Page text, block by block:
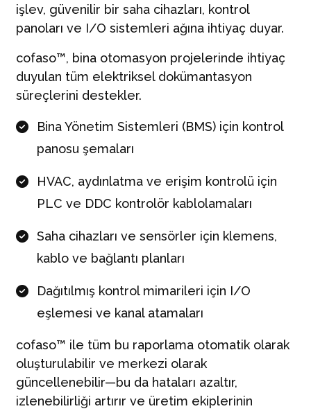
işlev, güvenilir bir saha cihazları, kontrol
panoları ve I/O sistemleri ağına ihtiyaç duyar.
cofaso™, bina otomasyon projelerinde ihtiyaç
duyulan tüm elektriksel dokümantasyon
süreçlerini destekler.
Bina Yönetim Sistemleri (BMS) için kontrol
panosu şemaları
HVAC, aydınlatma ve erişim kontrolü için
PLC ve DDC kontrolör kablolamaları
Saha cihazları ve sensörler için klemens,
kablo ve bağlantı planları
Dağıtılmış kontrol mimarileri için I/O
eşlemesi ve kanal atamaları
cofaso™ ile tüm bu raporlama otomatik olarak
oluşturulabilir ve merkezi olarak
güncellenebilir—bu da hataları azaltır,
izlenebilirliği artırır ve üretim ekiplerinin